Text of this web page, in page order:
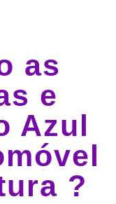
as
e
Azul
?